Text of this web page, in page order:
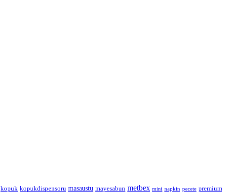
kopuk kopukdispensoru masaustu mayesabun metbex mini napkin pecete premium